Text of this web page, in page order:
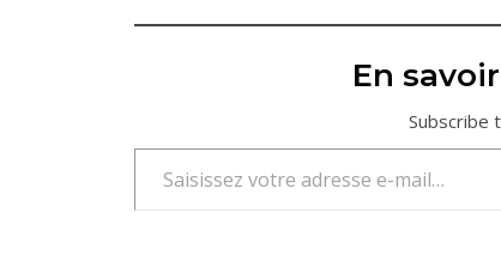
En
Subscribe
Saisissez votre adresse e-mail…